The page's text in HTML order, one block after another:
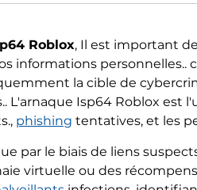
Roblox, Il est important
informations
la cible de
L'arnaque Isp64 Roblox est
phishing tentatives, et les
par le biais de liens
virtuelle ou des